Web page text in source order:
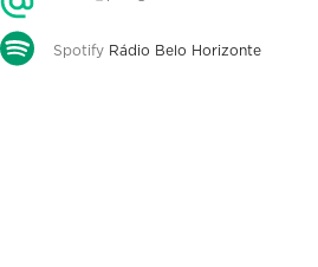
Spotify Rádio Belo Horizonte